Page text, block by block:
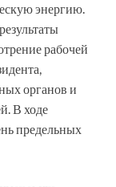
энергию.
рабочей
органов и
В ходе
предельных